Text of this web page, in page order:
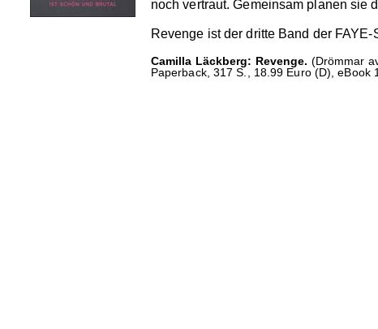
noch vertraut. Gemeinsam planen sie
Revenge ist der dritte Band der
Camilla Läckberg: Revenge. (Drömmar
Paperback, 317 S., 18.99 Euro (D), eBook